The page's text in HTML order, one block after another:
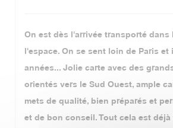
On est dès l'arrivée transporté dans
l'espace. On se sent loin de Paris et
années... Jolie carte avec des
orientés vers le Sud Ouest, ample
mets de qualité, bien préparés et
et de bon conseil. Tout cela est